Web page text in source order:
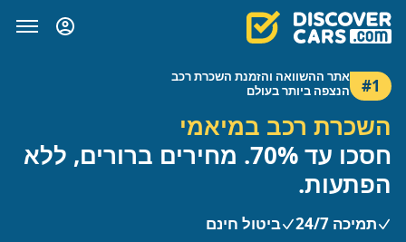
#1
אתר ההשוואה והזמנת השכרת רכב
הנצפה ביותר בעולם
השכרת רכב במיאמי
חסכו עד 70%. מחירים ברורים, ללא
הפתעות.
תמיכה 24/7 ביטול חינם